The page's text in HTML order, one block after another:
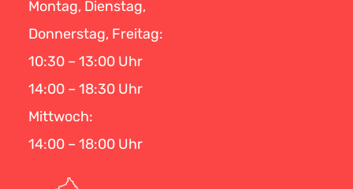
Montag, Dienstag,
Donnerstag, Freitag:
10:30 – 13:00 Uhr
14:00 – 18:30 Uhr
Mittwoch:
14:00 – 18:00 Uhr